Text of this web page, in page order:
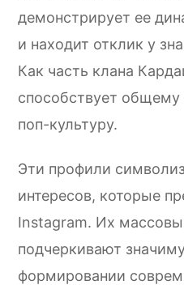
демонстрирует ее
и находит отклик у
Как часть клана
способствует
поп-культуру.
Эти профили
интересов, которые
Instagram. Их
подчеркивают
формировании